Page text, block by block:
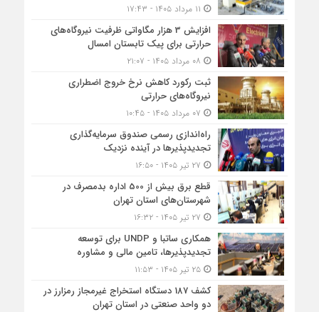
افزایش 3 هزار مگاواتی ظرفیت نیروگاه‌های
حرارتی برای پیک تابستان امسال
ثبت رکورد کاهش نرخ خروج اضطراری
نیروگاه‌های حرارتی
راه‌اندازی رسمی صندوق سرمایه‌گذاری
تجدیدپذیرها در آینده نزدیک
قطع برق بیش از 500 اداره بدمصرف در
شهرستان‌های استان تهران
همکاری ساتبا و UNDP برای توسعه
تجدیدپذیرها، تامین مالی و مشاوره
۲۵ تیر ۱۴۰۵ - ۱۱:۵۳
کشف 187 دستگاه استخراج غیرمجاز رمزارز در
دو واحد صنعتی در استان تهران